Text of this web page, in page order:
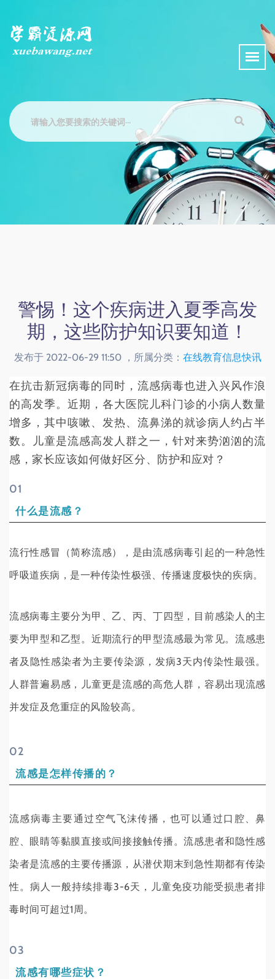
警惕！这个疾病进入夏季高发
期，这些防护知识要知道！
发布于 2022-06-29 11:50 ，所属分类： 在线教育信息快讯
在抗击新冠病毒的同时，流感病毒也进入兴风作浪
的高发季。近期，各大医院儿科门诊的小病人数量
增多，其中咳嗽、发热、流鼻涕的就诊病人约占半
数。儿童是流感高发人群之一，针对来势汹汹的流
感，家长应该如何做好区分、防护和应对？
01
什么是流感？
流行性感冒（简称流感），是由流感病毒引起的一种急性
呼吸道疾病，是一种传染性极强、传播速度极快的疾病。
流感病毒主要分为甲、乙、丙、丁四型，目前感染人的主
要为甲型和乙型。近期流行的甲型流感最为常见。 流感患
者及隐性感染者为主要传染源，发病3天内传染性最强。
人群普遍易感，儿童更是流感的高危人群，容易出现流感
并发症及危重症的风险较高。
02
流感是怎样传播的？
流感病毒主要通过空气飞沫传播，也可以通过口腔、鼻
腔、眼睛等黏膜直接或间接接触传播。流感患者和隐性感
染者是流感的主要传播源，从潜伏期末到急性期都有传染
性。病人一般持续排毒3-6天，儿童免疫功能受损患者排
毒时间可超过1周。
03
流感有哪些症状？